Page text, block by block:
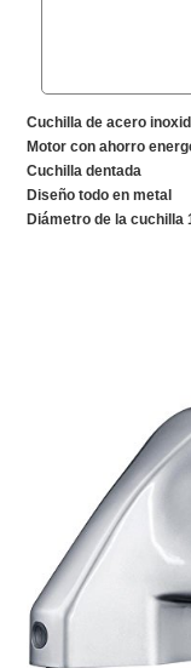
Cuchilla de acero
Motor con ahorro
Cuchilla dentada
Diseño todo en metal
Diámetro de la cuchilla